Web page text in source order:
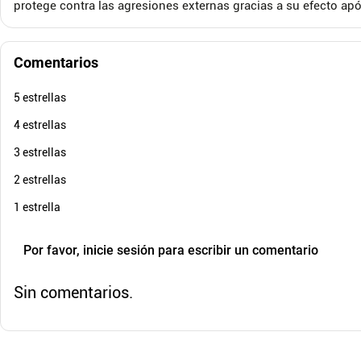
protege contra las agresiones externas gracias a su efecto
Comentarios
5 estrellas
4 estrellas
3 estrellas
2 estrellas
1 estrella
Por favor, inicie sesión para escribir un comentario
Sin comentarios.
$ 93.000 -25% $ 90